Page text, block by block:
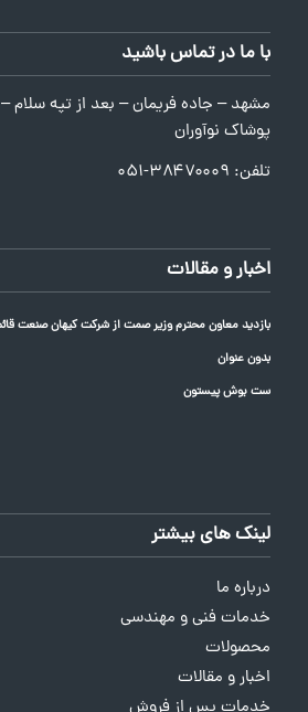
با ما در تماس باشید
مشهد – جاده فریمان – بعد از تپه
پوشاک نوآوران
تلفن: ۳۸۴۷۰۰۰۹-۰۵۱
اخبار و مقالات
بازدید معاون محترم وزیر صمت از شرکت کیهان صنعت
بدون عنوان
ست بوش پیستون
لینک های بیشتر
درباره ما
خدمات فنی و مهندسی
محصولات
اخبار و مقالات